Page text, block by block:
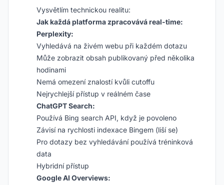
Vysvětlím technickou realitu:
Jak každá platforma zpracovává real-time:
Perplexity:
Vyhledává na živém webu při každém dotazu
Může zobrazit obsah publikovaný před několika
hodinami
Nemá omezení znalostí kvůli cutoffu
Nejrychlejší přístup v reálném čase
ChatGPT Search:
Používá Bing search API, když je povoleno
Závisí na rychlosti indexace Bingem (liší se)
Pro dotazy bez vyhledávání používá tréninková
data
Hybridní přístup
Google AI Overviews: